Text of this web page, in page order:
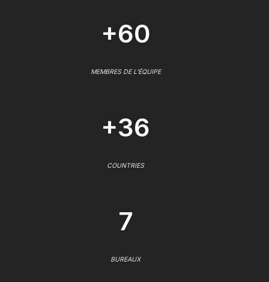
+60
MEMBRES DE L'ÉQUIPE
+36
COUNTRIES
7
BUREAUX